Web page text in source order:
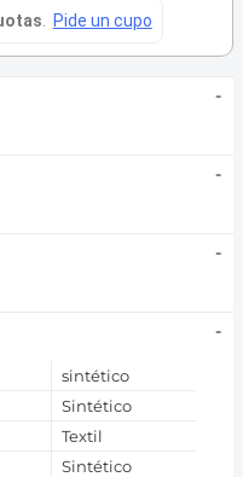
-
-
-
-
sintético
Sintético
Textil
Sintético